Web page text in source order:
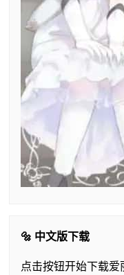
🔩 中文版下载
点击按钮开始下载